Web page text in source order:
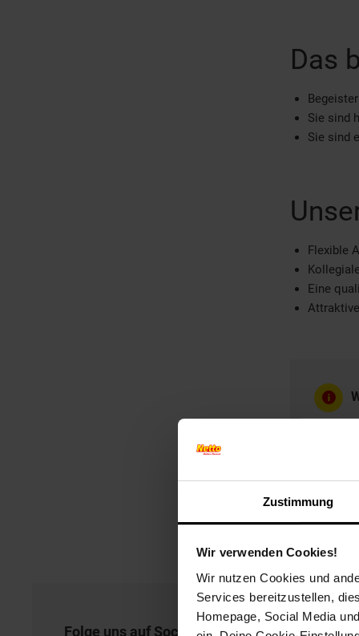
Zustimmung
Wir verwenden Cookies!
Wir nutzen Cookies und
Services bereitzustellen,
Homepage, Social Media
Das
Sie sind
Sie sind
Flexible
Eine
Folge uns auf Social Media!